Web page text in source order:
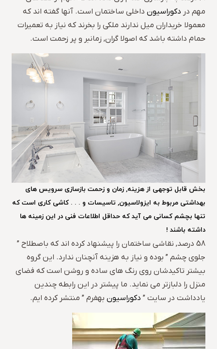
مهم در دکوراسیون داخلی ساختمان است. آنها گفته اند که
معمولا خریداران میل ندارند ملکی را بخرند که نیاز به تعمیرات
حمام داشته باشد که اصولا گران, زمانبر و پر زحمت است.
بخش قابل توجهی از هزینه, زمان و زحمت بازسازی سرویس های
بهداشتی مربوط به ایزولاسیون, تاسیسات و . . . کاشی کاری است که
تنها بچشم کسانی می آید که حداقل اطلاعات فنی در این زمینه ها
داشته باشند !
58 درصد, نقاشی ساختمان را پیشنهاد کرده اند که باصطلاح ”
جلوی چشم ” بوده و نیاز به هزینه آنچنان ندارد. این گروه
بیشتر تاکیدشان روی رنگ های ساده و روشن است که فضای
منزل را دلبازتر می نماید. ما پیشتر در این رابطه چندین
یادداشت در سایت ” دکوراسیون بهفرم ” منتشر کرده ایم.